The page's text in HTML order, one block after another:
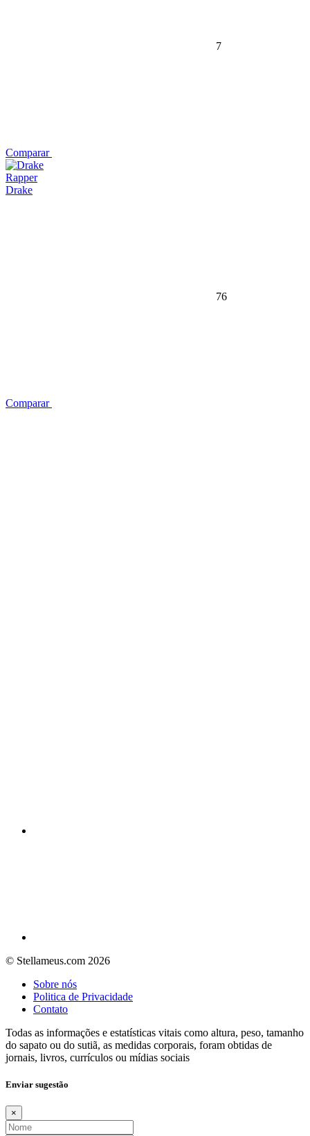
7
Comparar
Rapper
Drake
76
Comparar
© Stellameus.com 2026
Sobre nós
Politica de Privacidade
Contato
Todas as informações e estatísticas vitais como altura, peso, tamanho
do sapato ou do sutiã, as medidas corporais, foram obtidas de
jornais, livros, currículos ou mídias sociais
Enviar sugestão
×